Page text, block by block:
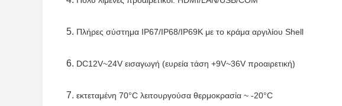
5. Πλήρες σύστημα IP67/IP68/IP69K με το κράμα αργιλίου Shell
6. DC12V~24V εισαγωγή (ευρεία τάση +9V~36V προαιρετική)
7. εκτεταμένη 70°C λειτουργούσα θερμοκρασία ~ -20°C